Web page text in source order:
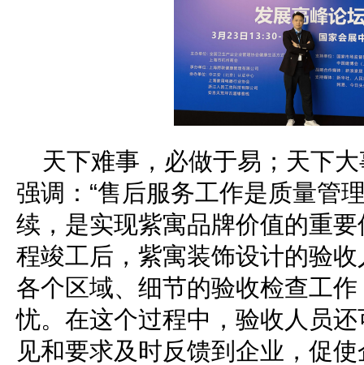
天下难事，必做于易；天下
强调：“售后服务工作是质量管
续，是实现紫寓品牌价值的重
程竣工后，紫寓装饰设计的验
各个区域、细节的验收检查工
忧。在这个过程中，验收人员
见和要求及时反馈到企业，促